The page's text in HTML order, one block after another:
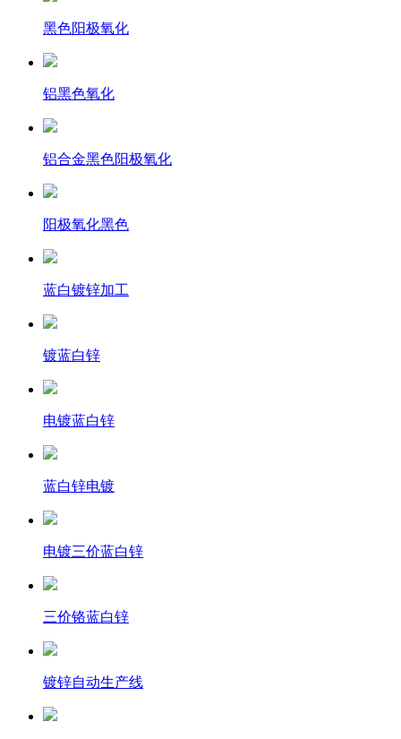
黑色阳极氧化
铝黑色氧化
铝合金黑色阳极氧化
阳极氧化黑色
蓝白镀锌加工
镀蓝白锌
电镀蓝白锌
蓝白锌电镀
电镀三价蓝白锌
三价铬蓝白锌
镀锌自动生产线